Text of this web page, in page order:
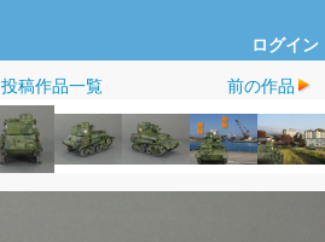
ログイン
投稿作品一覧 前の作品